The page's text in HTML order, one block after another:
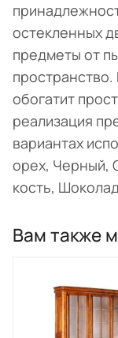
остекленных
предметы от
обогатит
реализация
вариантах
орех, Черный,
кость,
Вам также